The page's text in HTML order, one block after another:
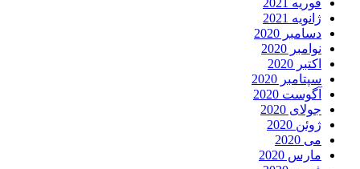
فوریه 2021
ژانویه 2021
دسامبر 2020
نوامبر 2020
اکتبر 2020
سپتامبر 2020
آگوست 2020
جولای 2020
ژوئن 2020
می 2020
مارس 2020